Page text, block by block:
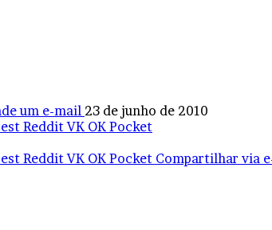
um e-mail 23 de junho de 2010
Reddit VK OK Pocket
Reddit VK OK Pocket Compartilhar via